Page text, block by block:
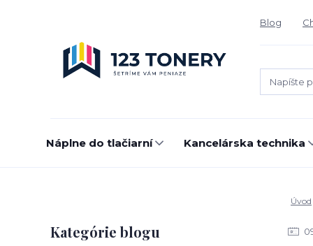
Blog
Náplne do tlačiarní Kancelárska technika
Úvod
Kategórie blogu